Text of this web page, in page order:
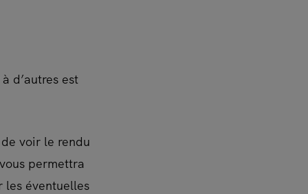
d’autres est
voir le rendu
permettra
les éventuelles